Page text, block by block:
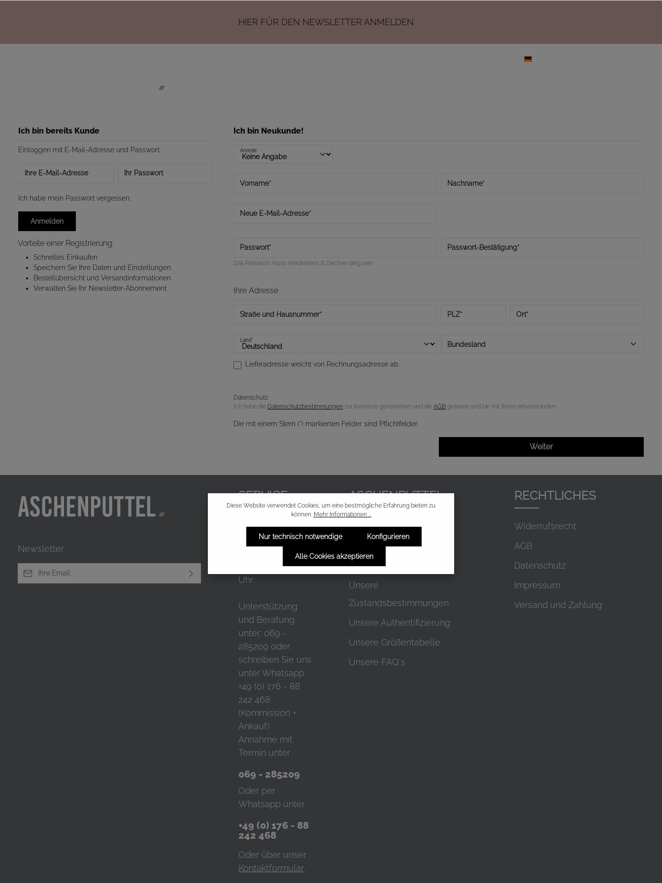
HIER FÜR DEN NEWSLETTER ANMELDEN
Ich bin bereits Kunde
Einloggen mit E-Mail-Adresse und Passwort
Ihre E-Mail-Adresse Ihr Passwort
Ich habe mein Passwort vergessen.
Anmelden
Vorteile einer Registrierung:
Schnelles Einkaufen
Speichern Sie Ihre Daten und Einstellungen.
Bestellübersicht und Versandinformationen
Verwalten Sie Ihr Newsletter-Abonnement
Ich bin Neukunde!
Anrede
Vorname* Nachname*
Neue E-Mail-Adresse*
Passwort*
Das Passwort muss mindestens 8 Zeichen lang sein.
Passwort-Bestätigung*
Ihre Adresse
Straße und Hausnummer* PLZ* Ort*
Land*
Bundesland
Lieferadresse weicht von Rechnungsadresse ab.
Datenschutz
Ich habe die Datenschutzbestimmungen zur Kenntnis genommen und dieAGB gelesen und bin mit ihnen einverstanden.
Die mit einem Stern (*) markierten Felder sind Pflichtfelder.
Weiter
Newsletter
E-Mail-Adresse*
SERVICE
Mo-Fr, 11:00 -
Sa. 10.00 - 17.00
Uhr
Unterstützung
und Beratung
unter: 069 -
285209 oder
schreiben Sie uns
unter Whatsapp
+49 (0) 176 - 88
242 468
(Kommission +
Ankauf)
Annahme mit
Termin unter
069 - 285209
Oder per
Whatsapp unter
+49 (0) 176 - 88
242 468
Oder über unser
Kontaktformular.
ASCHENPUTTEL
Unsere Boutique
Unsere Marken
Unsere News
Unsere
Zustandsbestimmungen
Unsere Authentifizierung
Unsere Größentabelle
Unsere FAQ´s
RECHTLICHES
Widerrufsrecht
AGB
Datenschutz
Impressum
Versand und Zahlung
Diese Website verwendet Cookies, um eine bestmögliche Erfahrung bieten zu
können. Mehr Informationen ...
Nur technisch notwendige Konfigurieren
Alle Cookies akzeptieren